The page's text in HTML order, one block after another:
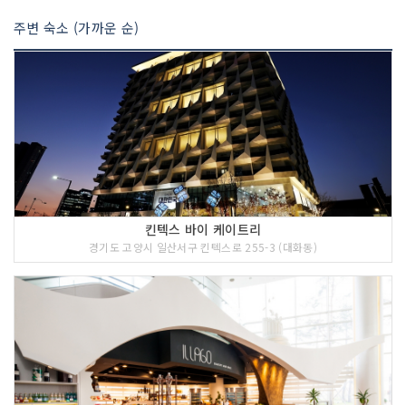
주변 숙소 (가까운 순)
킨텍스 바이 케이트리
경기도 고양시 일산서구 킨텍스로 255-3 (대화동)